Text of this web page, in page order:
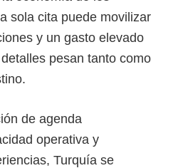
sola cita puede movilizar
y un gasto elevado
pesan tanto como
de agenda
operativa y
Turquía se